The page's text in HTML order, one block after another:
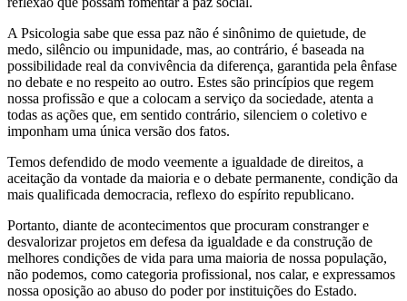
A Psicologia sabe que essa paz não é sinônimo de quietude, de
medo, silêncio ou impunidade, mas, ao contrário, é baseada na
possibilidade real da convivência da diferença, garantida pela ênfase
no debate e no respeito ao outro. Estes são princípios que regem
nossa profissão e que a colocam a serviço da sociedade, atenta a
todas as ações que, em sentido contrário, silenciem o coletivo e
imponham uma única versão dos fatos.
Temos defendido de modo veemente a igualdade de direitos, a
aceitação da vontade da maioria e o debate permanente, condição da
mais qualificada democracia, reflexo do espírito republicano.
Portanto, diante de acontecimentos que procuram constranger e
desvalorizar projetos em defesa da igualdade e da construção de
melhores condições de vida para uma maioria de nossa população,
não podemos, como categoria profissional, nos calar, e expressamos
nossa oposição ao abuso do poder por instituições do Estado.